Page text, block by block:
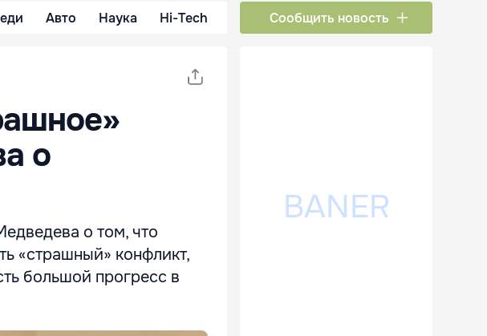
Авто Наука Hi-Tech Сообщить новость
о
о том, что
«страшный» конфликт,
большой прогресс в